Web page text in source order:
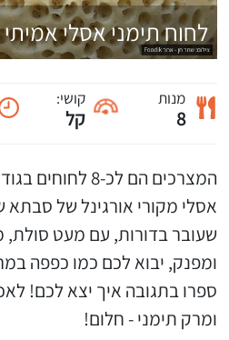
לחוח תימני אסלי אמיתי
מנות
8
קושי:
קל
המצרכים הם לכ-8
אסלי מקורי אורגינל של סבתא
שעובר בדורות, עם מעט
ומפנק, יבוא לכם כמו כפפה
ספרו בתגובה איך יצא לכם!
ומרק תימני - חלום!